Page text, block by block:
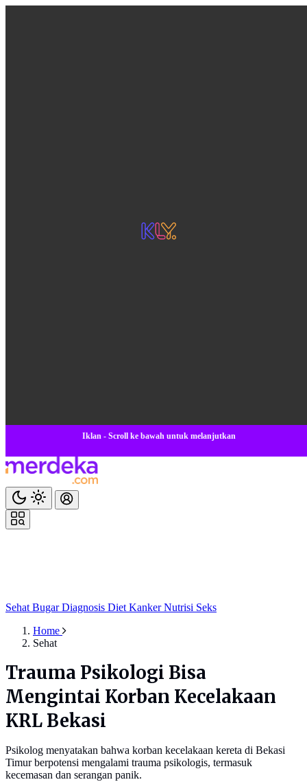
Iklan - Scroll ke bawah untuk melanjutkan
Sehat BugarDiagnosis Diet KankerNutrisi Seks
Home
Sehat
Trauma Psikologi Bisa
Mengintai Korban Kecelakaan
KRL Bekasi
Psikolog menyatakan bahwa korban kecelakaan kereta di Bekasi
Timur berpotensi mengalami trauma psikologis, termasuk
kecemasan dan serangan panik.